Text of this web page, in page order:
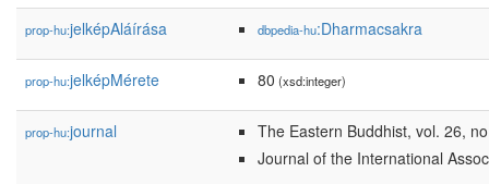
prop-hu:jelképAláírása dbpedia-hu:Dharmacsakra
prop-hu:jelképMérete 80 (xsd:integer)
prop-hu:journal
The Eastern Buddhist, vol. 26,
Journal of the International